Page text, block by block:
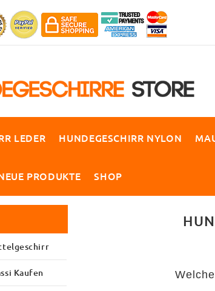
LEDER HUNDEGESCHIRR NYLON
PRODUKTE SHOP
Kaufen